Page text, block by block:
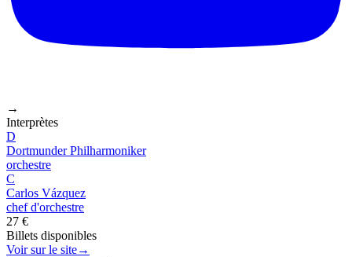
→
Interprètes
D
Dortmunder Philharmoniker
orchestre
C
Carlos Vázquez
chef d'orchestre
27 €
Billets disponibles
Voir sur le site→